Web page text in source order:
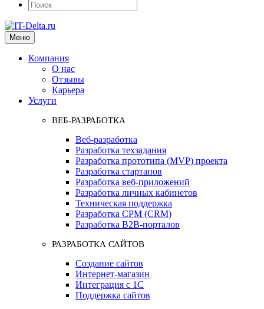
Меню
Компания
О нас
Отзывы
Карьера
Услуги
ВЕБ-РАЗРАБОТКА
Веб-разработка
Разработка техзадания
Разработка прототипа (MVP) проекта
Разработка стартапов
Разработка веб-приложений
Разработка личных кабинетов
Техническая поддержка
Разработка СРМ (CRM)
Разработка B2B-порталов
РАЗРАБОТКА САЙТОВ
Создание сайтов
Интернет-магазин
Интеграция с 1С
Поддержка сайтов